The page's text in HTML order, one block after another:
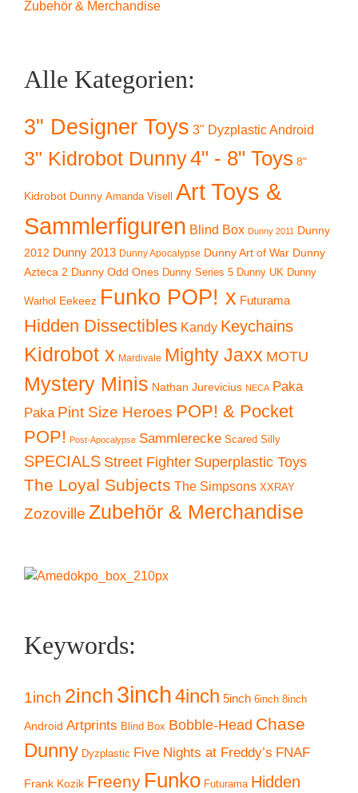
Zubehör & Merchandise
Alle Kategorien:
3" Designer Toys 3" Dyzplastic Android
3" Kidrobot Dunny4" - 8" Toys 8"
Kidrobot Dunny Amanda Visell Art Toys &
Sammlerfiguren Blind Box Dunny 2011 Dunny
2012 Dunny 2013 Dunny Apocalypse Dunny Art of War Dunny
Azteca 2 Dunny Odd Ones Dunny Series 5 Dunny UK Dunny
Warhol Eekeez Funko POP! x Futurama
Hidden Dissectibles Kandy Keychains
Kidrobot x Mardivale Mighty Jaxx MOTU
Mystery Minis Nathan Jurevicius NECA Paka
Paka Pint Size Heroes POP! & Pocket
POP! Post-Apocalypse Sammlerecke Scared Silly
SPECIALS Street Fighter Superplastic Toys
The Loyal Subjects The Simpsons XXRAY
Zozoville Zubehör & Merchandise
Keywords:
1inch 2inch 3inch4inch 5inch 6inch 8inch
Android Artprints Blind Box Bobble-Head Chase
Dunny Dyzplastic Five Nights at Freddy’s FNAF
Frank Kozik Freeny Funko Futurama Hidden